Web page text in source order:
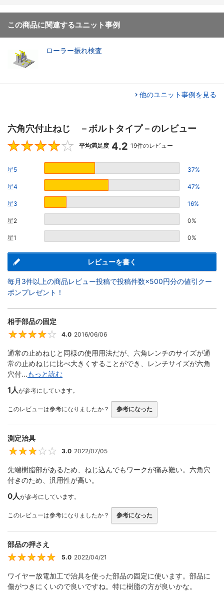
この商品に関連するユニット事例
ローラー振れ検査
他のユニット事例を見る
六角穴付止ねじ －ボルトタイプ－のレビュー
4.2
平均満足度 4.2 19件のレビュー
星5 37%
星4 47%
星3 16%
星2 0%
星1 0%
レビューを書く
毎月3件以上の商品レビュー投稿で投稿件数×500円分の値引クー
ポンプレゼント！
相手部品の固定
4
4.0 2016/06/06
通常の止めねじと同様の使用用法だが、六角レンチのサイズが通
常の止めねじに比べ大きくすることができ、レンチサイズが六角
穴付...もっと読む
1人が参考にしています。
このレビューは参考になりましたか？ 参考になった
測定治具
3
3.0 2022/07/05
先端樹脂部があるため、ねじ込んでもワークが痛み難い。六角穴
付きのため、汎用性が高い。
0人が参考にしています。
このレビューは参考になりましたか？ 参考になった
部品の押さえ
5
5.0 2022/04/21
ワイヤー放電加工で治具を使った部品の固定に使います。部品に
傷がつきにくいので良いですね。特に樹脂の方が良いかな。